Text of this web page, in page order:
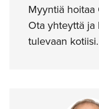
Myyntiä
Ota yhteyttä ja
tulevaan kotiisi.